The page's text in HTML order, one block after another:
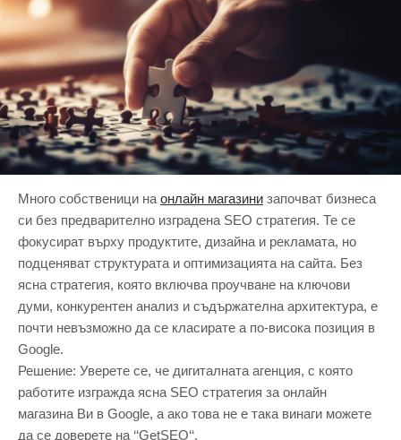
Много собственици на онлайн магазини започват бизнеса
си без предварително изградена SEO стратегия. Те се
фокусират върху продуктите, дизайна и рекламата, но
подценяват структурата и оптимизацията на сайта. Без
ясна стратегия, която включва проучване на ключови
думи, конкурентен анализ и съдържателна архитектура, е
почти невъзможно да се класирате а по-висока позиция в
Google.
Решение: Уверете се, че дигиталната агенция, с която
работите изгражда ясна SEO стратегия за онлайн
магазина Ви в Google, а ако това не е така винаги можете
да се доверете на ‘‘GetSEO‘‘.